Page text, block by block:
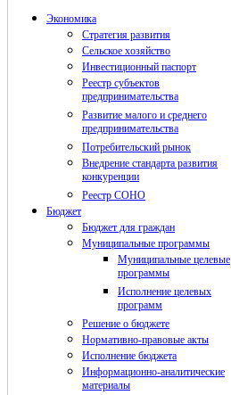
Экономика
Стратегия развития
Сельское хозяйство
Инвестиционный паспорт
Реестр субъектов
предпринимательства
Развитие малого и среднего
предпринимательства
Потребительский рынок
Внедрение стандарта развития
конкуренции
Реестр СОНО
Бюджет
Бюджет для граждан
Муниципальные программы
Муниципальные целевые
программы
Исполнение целевых
программ
Решение о бюджете
Нормативно-правовые акты
Исполнение бюджета
Информационно-аналитические
материалы